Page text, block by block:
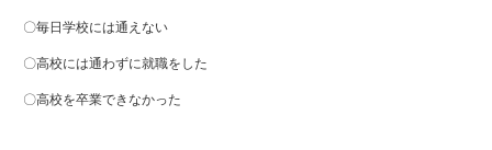
〇毎日学校には通えない
〇高校には通わずに就職をした
〇高校を卒業できなかった